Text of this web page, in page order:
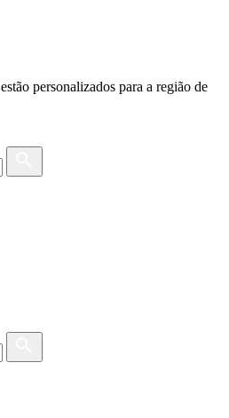
estão personalizados para a região de